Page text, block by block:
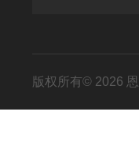
版权所有© 2026